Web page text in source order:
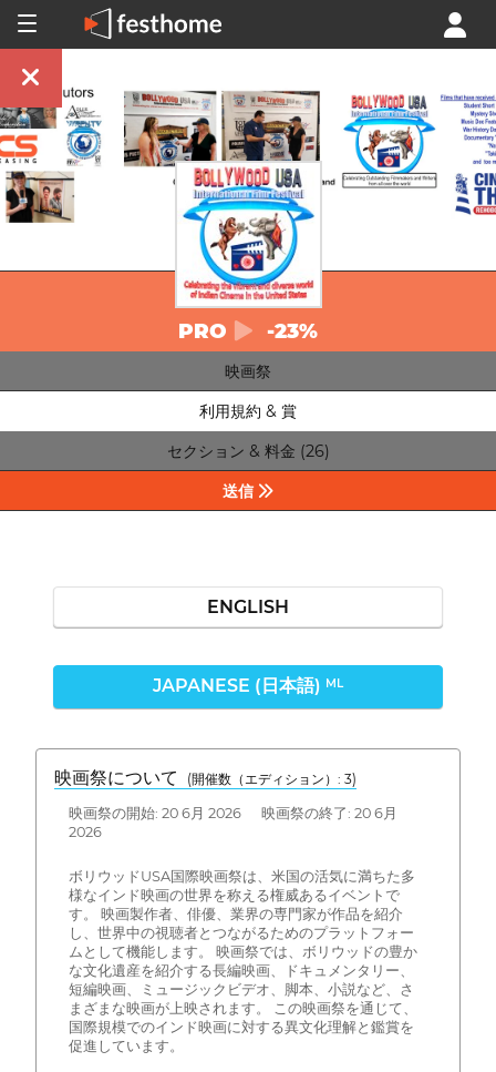
PRO -23%
映画祭
利用規約 & 賞
セクション & 料金 (26)
送信
ENGLISH
JAPANESE (日本語) ML
映画祭について (開催数（エディション）: 3)
映画祭の開始: 20 6月 2026 映画祭の終了: 20 6月
2026
ボリウッドUSA国際映画祭は、米国の活気に満ちた多
様なインド映画の世界を称える権威あるイベントで
す。 映画製作者、俳優、業界の専門家が作品を紹介
し、世界中の視聴者とつながるためのプラットフォー
ムとして機能します。 映画祭では、ボリウッドの豊か
な文化遺産を紹介する長編映画、ドキュメンタリー、
短編映画、ミュージックビデオ、脚本、小説など、さ
まざまな映画が上映されます。 この映画祭を通じて、
国際規模でのインド映画に対する異文化理解と鑑賞を
促進しています。